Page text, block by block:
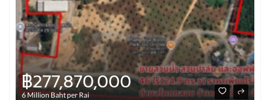
฿277,870,000
6 Million Baht per Rai